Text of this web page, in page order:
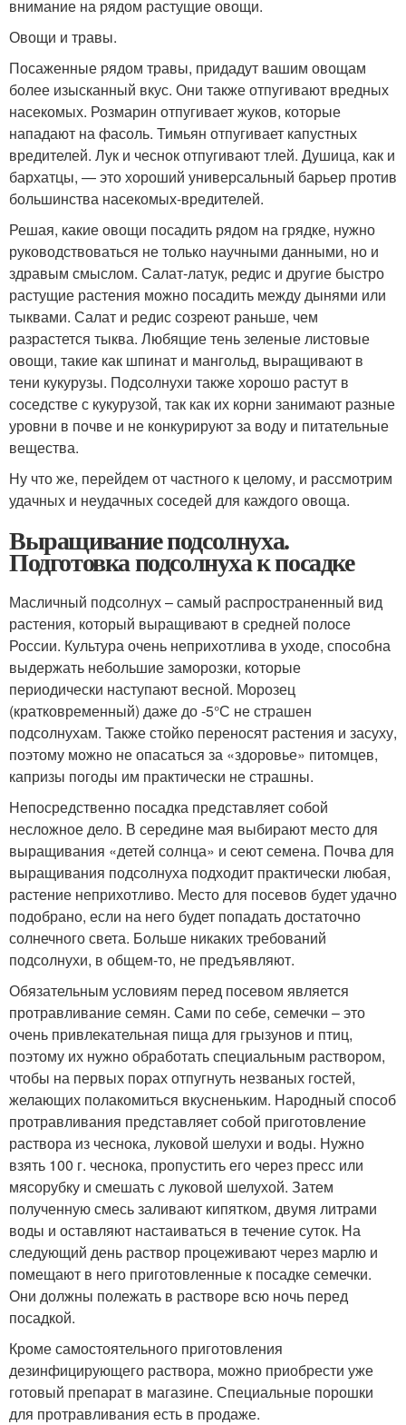
внимание на рядом растущие овощи.
Овощи и травы.
Посаженные рядом травы, придадут вашим овощам
более изысканный вкус. Они также отпугивают вредных
насекомых. Розмарин отпугивает жуков, которые
нападают на фасоль. Тимьян отпугивает капустных
вредителей. Лук и чеснок отпугивают тлей. Душица, как и
бархатцы, — это хороший универсальный барьер против
большинства насекомых-вредителей.
Решая, какие овощи посадить рядом на грядке, нужно
руководствоваться не только научными данными, но и
здравым смыслом. Салат-латук, редис и другие быстро
растущие растения можно посадить между дынями или
тыквами. Салат и редис созреют раньше, чем
разрастется тыква. Любящие тень зеленые листовые
овощи, такие как шпинат и мангольд, выращивают в
тени кукурузы. Подсолнухи также хорошо растут в
соседстве с кукурузой, так как их корни занимают разные
уровни в почве и не конкурируют за воду и питательные
вещества.
Ну что же, перейдем от частного к целому, и рассмотрим
удачных и неудачных соседей для каждого овоща.
Выращивание подсолнуха.
Подготовка подсолнуха к посадке
Масличный подсолнух – самый распространенный вид
растения, который выращивают в средней полосе
России. Культура очень неприхотлива в уходе, способна
выдержать небольшие заморозки, которые
периодически наступают весной. Морозец
(кратковременный) даже до -5°С не страшен
подсолнухам. Также стойко переносят растения и засуху,
поэтому можно не опасаться за «здоровье» питомцев,
капризы погоды им практически не страшны.
Непосредственно посадка представляет собой
несложное дело. В середине мая выбирают место для
выращивания «детей солнца» и сеют семена. Почва для
выращивания подсолнуха подходит практически любая,
растение неприхотливо. Место для посевов будет удачно
подобрано, если на него будет попадать достаточно
солнечного света. Больше никаких требований
подсолнухи, в общем-то, не предъявляют.
Обязательным условиям перед посевом является
протравливание семян. Сами по себе, семечки – это
очень привлекательная пища для грызунов и птиц,
поэтому их нужно обработать специальным раствором,
чтобы на первых порах отпугнуть незваных гостей,
желающих полакомиться вкусненьким. Народный способ
протравливания представляет собой приготовление
раствора из чеснока, луковой шелухи и воды. Нужно
взять 100 г. чеснока, пропустить его через пресс или
мясорубку и смешать с луковой шелухой. Затем
полученную смесь заливают кипятком, двумя литрами
воды и оставляют настаиваться в течение суток. На
следующий день раствор процеживают через марлю и
помещают в него приготовленные к посадке семечки.
Они должны полежать в растворе всю ночь перед
посадкой.
Кроме самостоятельного приготовления
дезинфицирующего раствора, можно приобрести уже
готовый препарат в магазине. Специальные порошки
для протравливания есть в продаже.